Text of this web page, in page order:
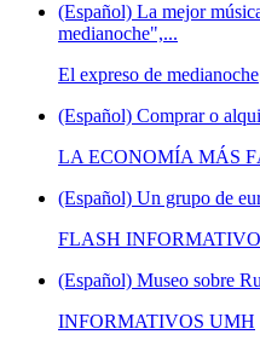
(Español) La mejor
medianoche",...
El expreso de medianoche
(Español) Comprar o
LA ECONOMÍA MÁS
(Español) Un grupo de
FLASH
(Español) Museo sobre
INFORMATIVOS UMH